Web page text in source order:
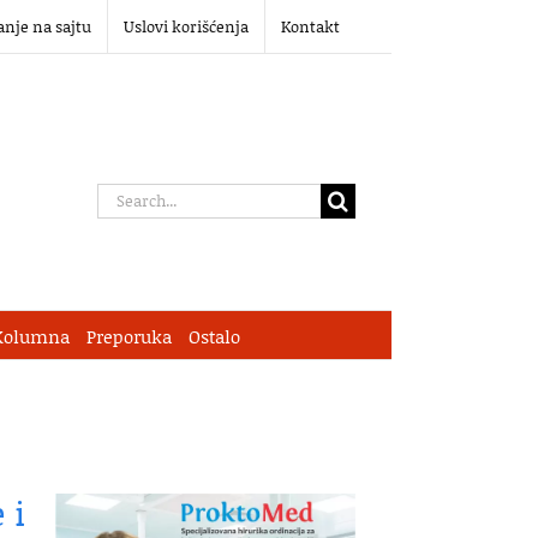
na sajtu Uslovi korišćenja Kontakt
Search
Preporuka Ostalo
i